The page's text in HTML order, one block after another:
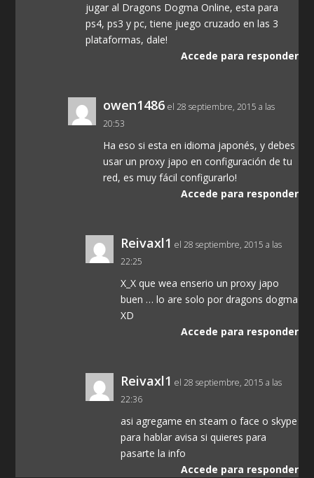
jugar al Dragons Dogma Online, esta para
ps4, ps3 y pc, tiene juego cruzado en las 3
plataformas, dale!
Accede para responder
owen1486 el 28 septiembre, 2015 a las
20:53
Ha eso si esta en idioma japonés, y debes
usar un proxy japo en configuración de tu
red, es muy fácil configurarlo!
Accede para responder
Reivaxl1 el 28 septiembre, 2015 a las
22:25
X_X que wea enserio un proxy japo
buen … lo are solo por dragons dogma
XD
Accede para responder
Reivaxl1 el 28 septiembre, 2015 a las
22:36
asi agregame en steam o face o skype
para hablar avisa si quieres para
pasarte la info
Accede para responder